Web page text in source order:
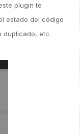
plugin te
estado del código
duplicado, etc.